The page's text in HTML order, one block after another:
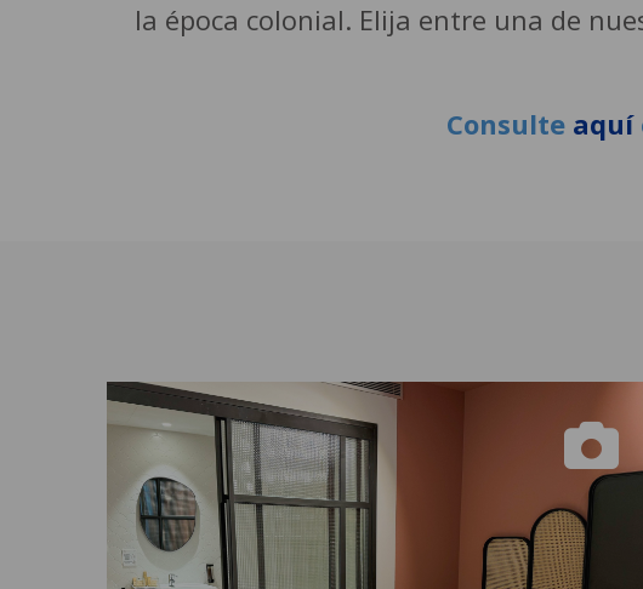
la época colonial. Elija entre una de
Consulte aquí